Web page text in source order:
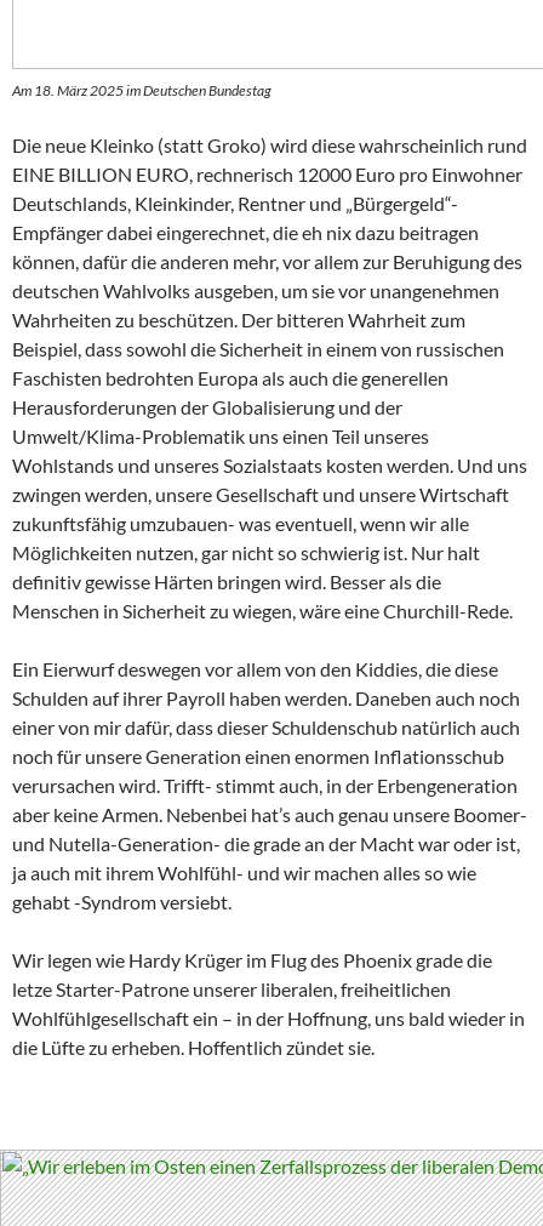
Am 18. März 2025 im Deutschen Bundestag
Die neue Kleinko (statt Groko) wird diese wahrscheinlich rund
EINE BILLION EURO, rechnerisch 12000 Euro pro Einwohner
Deutschlands, Kleinkinder, Rentner und „Bürgergeld“-
Empfänger dabei eingerechnet, die eh nix dazu beitragen
können, dafür die anderen mehr, vor allem zur Beruhigung des
deutschen Wahlvolks ausgeben, um sie vor unangenehmen
Wahrheiten zu beschützen. Der bitteren Wahrheit zum
Beispiel, dass sowohl die Sicherheit in einem von russischen
Faschisten bedrohten Europa als auch die generellen
Herausforderungen der Globalisierung und der
Umwelt/Klima-Problematik uns einen Teil unseres
Wohlstands und unseres Sozialstaats kosten werden. Und uns
zwingen werden, unsere Gesellschaft und unsere Wirtschaft
zukunftsfähig umzubauen- was eventuell, wenn wir alle
Möglichkeiten nutzen, gar nicht so schwierig ist. Nur halt
definitiv gewisse Härten bringen wird. Besser als die
Menschen in Sicherheit zu wiegen, wäre eine Churchill-Rede.
Ein Eierwurf deswegen vor allem von den Kiddies, die diese
Schulden auf ihrer Payroll haben werden. Daneben auch noch
einer von mir dafür, dass dieser Schuldenschub natürlich auch
noch für unsere Generation einen enormen Inflationsschub
verursachen wird. Trifft- stimmt auch, in der Erbengeneration
aber keine Armen. Nebenbei hat’s auch genau unsere Boomer-
und Nutella-Generation- die grade an der Macht war oder ist,
ja auch mit ihrem Wohlfühl- und wir machen alles so wie
gehabt -Syndrom versiebt.
Wir legen wie Hardy Krüger im Flug des Phoenix grade die
letze Starter-Patrone unserer liberalen, freiheitlichen
Wohlfühlgesellschaft ein – in der Hoffnung, uns bald wieder in
die Lüfte zu erheben. Hoffentlich zündet sie.